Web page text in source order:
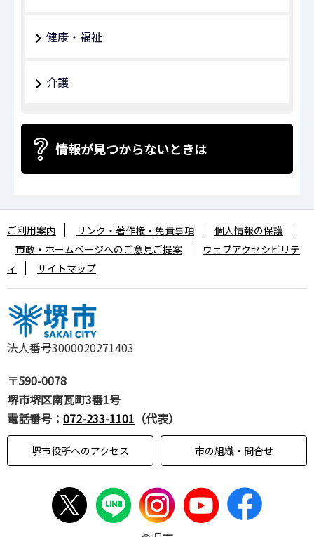
健康・福祉
介護
情報が見つからないときは
法人番号3000020271403
〒590-0078
堺市堺区南瓦町3番1号
電話番号： 072-233-1101 （代表）
堺市役所へのアクセス 市の組織・問合せ
ご利用案内 リンク・著作権・免責事項
個人情報の保護
市政・ホームページへのご意見ご提案
ウェブアクセシビリテ
ィ
サイトマップ